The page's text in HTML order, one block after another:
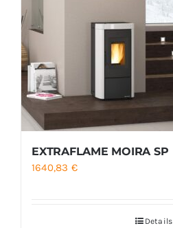
EXTRAFLAME MOIRA SP
1640,83 €
Details